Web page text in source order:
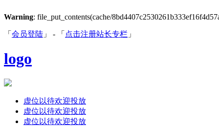
Warning: file_put_contents(cache/
「 会员登陆 」 - 「 点击注册站长专栏 」
logo
虚位以待欢迎投放
虚位以待欢迎投放
虚位以待欢迎投放